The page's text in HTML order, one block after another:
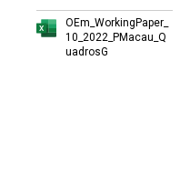
OEm_WorkingPaper_
10_2022_PMacau_Q
uadrosG